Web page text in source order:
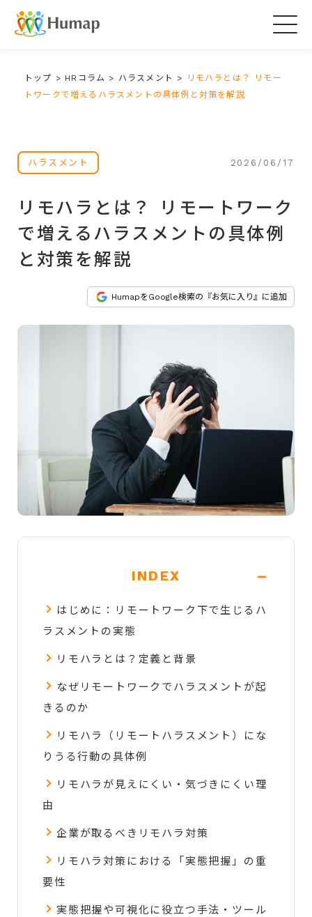
トップ > HRコラム > ハラスメント >
リモハラとは？ リモー
トワークで増えるハラスメントの具体例と対策を解説
ハラスメント 2026/06/17
リモハラとは？ リモートワーク
で増えるハラスメントの具体例
と対策を解説
HumapをGoogle検索の『お気に入り』に追加
INDEX -
はじめに：リモートワーク下で生じるハ
ラスメントの実態
リモハラとは？定義と背景
なぜリモートワークでハラスメントが起
きるのか
リモハラ（リモートハラスメント）にな
りうる行動の具体例
リモハラが見えにくい・気づきにくい理
由
企業が取るべきリモハラ対策
リモハラ対策における「実態把握」の重
要性
実態把握や可視化に役立つ手法・ツール